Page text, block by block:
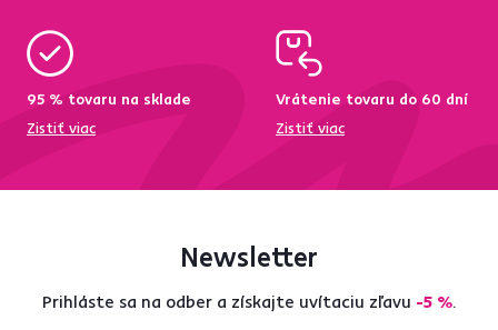
95 % tovaru na sklade
Zistiť viac
Vrátenie tovaru do 60 dní
Zistiť viac
Newsletter
Prihláste sa na odber a získajte uvítaciu zľavu -5 %.